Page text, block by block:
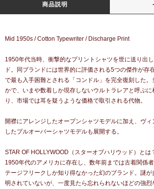
商品説明
Mid 1950s / Cotton Typewriter / Discharge Print
1950年代当時、衝撃的なプリントシャツを世に送り出
ド。同ブランドには世界的に評価される5つの傑作が存
で最も入手困難とされる「コンドル」を完全復刻した
かで、いまや数着しか現存しないウルトラレアと呼ぶ
り、市場では耳を疑うような価格で取引される代物。
開襟にアレンジしたオープンシャツモデルに加え、ヴ
したプルオーバーシャツモデルも展開する。
STAR OF HOLLYWOOD（スターオブハリウッド）とは
1950年代のアメリカに存在し、数年前までは古着関係
テージフリークしか知り得なかった幻のブランド。謎
明されていないが、一度見たら忘れられないほどの強